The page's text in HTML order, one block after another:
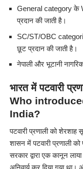
General category के
प्रदान की जाती है।
SC/ST/OBC
छूट प्रदान की जाती है।
नेपाली और भूटानी
भारत में पटवारी
Who
India?
पटवारी प्रणाली को
शासन में पटवारी प्रणाली
सरकार द्वारा एक कानून